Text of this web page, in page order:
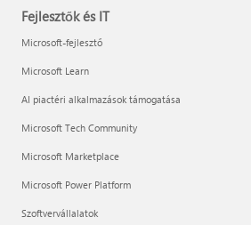
Fejlesztők és IT
Microsoft-fejlesztő
Microsoft Learn
AI piactéri alkalmazások támogatása
Microsoft Tech Community
Microsoft Marketplace
Microsoft Power Platform
Szoftvervállalatok